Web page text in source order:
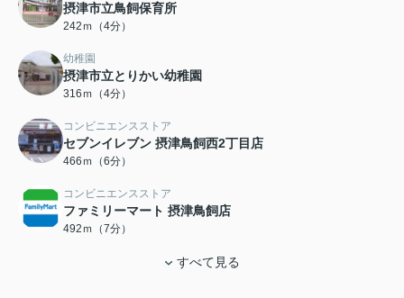
摂津市立鳥飼保育所
242ｍ（4分）
幼稚園
摂津市立とりかい幼稚園
316ｍ（4分）
コンビニエンスストア
セブンイレブン 摂津鳥飼西2丁目店
466ｍ（6分）
コンビニエンスストア
ファミリーマート 摂津鳥飼店
492ｍ（7分）
すべて見る